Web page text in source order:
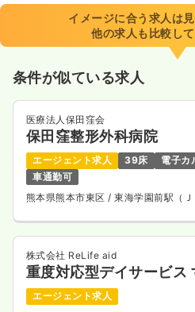
8:30～17:00（休憩60分）
土日祝休み
担当業務未経験可
月給19万円以上可
イメージに合う求人は
他の求人も比較し
条件が似ている求人
医療法人保田窪会
保田窪整形外科病院
エージェント求人 39床
電子カ
車通勤可
熊本県熊本市東区/ 東海学園前駅（Ｊ
株式会社 ReLife aid
重度対応型デイサービス
エージェント求人